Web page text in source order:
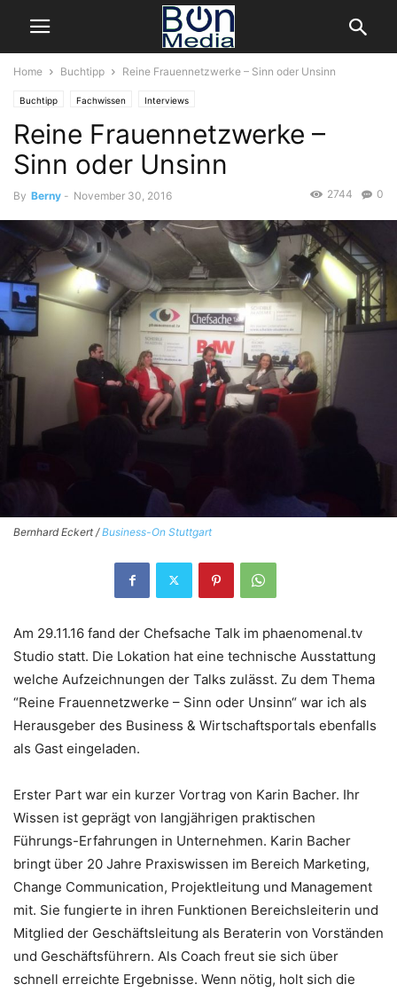
Home Buchtipp Reine Frauennetzwerke – Sinn oder Unsinn
Buchtipp Fachwissen Interviews
Reine Frauennetzwerke –
Sinn oder Unsinn
By Berny - November 30, 2016 0
2744
Bernhard Eckert /Business-On Stuttgart
Am 29.11.16 fand der Chefsache Talk im phaenomenal.tv
Studio statt. Die Lokation hat eine technische Ausstattung
welche Aufzeichnungen der Talks zulässt. Zu dem Thema
“Reine Frauennetzwerke – Sinn oder Unsinn“ war ich als
Herausgeber des Business & Wirtschaftsportals ebenfalls
als Gast eingeladen.
Erster Part war ein kurzer Vortrag von Karin Bacher. Ihr
Wissen ist geprägt von langjährigen praktischen
Führungs-Erfahrungen in Unternehmen. Karin Bacher
bringt über 20 Jahre Praxiswissen im Bereich Marketing,
Change Communication, Projektleitung und Management
mit. Sie fungierte in ihren Funktionen Bereichsleiterin und
Mitglied der Geschäftsleitung als Beraterin von Vorständen
und Geschäftsführern. Als Coach freut sie sich über
schnell erreichte Ergebnisse. Wenn nötig, holt sich die